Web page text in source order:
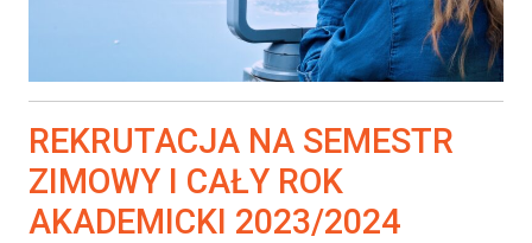
REKRUTACJA NA SEMESTR
ZIMOWY I CAŁY ROK
AKADEMICKI 2023/2024